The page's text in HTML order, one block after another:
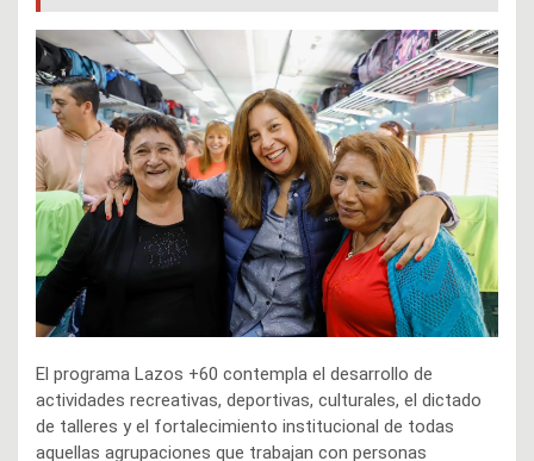
El programa Lazos +60 contempla el desarrollo de
actividades recreativas, deportivas, culturales, el dictado
de talleres y el fortalecimiento institucional de todas
aquellas agrupaciones que trabajan con personas